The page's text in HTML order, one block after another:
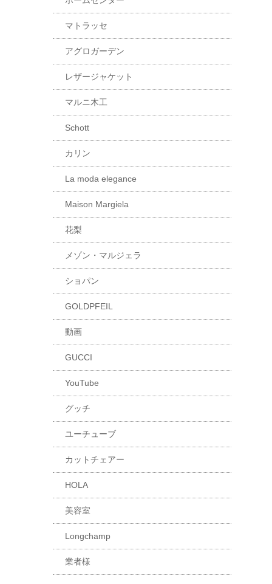
マトラッセ
アグロガーデン
レザージャケット
マルニ木工
Schott
カリン
La moda elegance
Maison Margiela
花梨
メゾン・マルジェラ
ショパン
GOLDPFEIL
動画
GUCCI
YouTube
グッチ
ユーチューブ
カットチェアー
HOLA
美容室
Longchamp
業者様